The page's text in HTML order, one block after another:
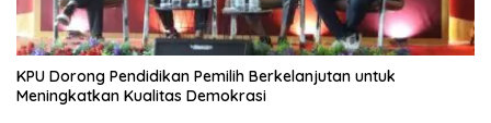
KPU Dorong Pendidikan Pemilih Berkelanjutan untuk
Meningkatkan Kualitas Demokrasi